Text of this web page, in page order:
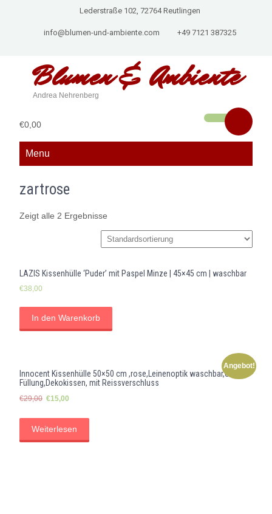
Lederstraße 102, 72764 Reutlingen
info@blumen-und-ambiente.com +49 7121 387325
Blumen &Ambiente
Andrea Nehrenberg
€0,00
Menu
zartrose
Zeigt alle 2 Ergebnisse
LAZIS Kissenhülle ‘Puder’ mit Paspel Minze | 45×45 cm | waschbar
€38,00
In den Warenkorb
Angebot!
Innocent Kissenhülle 50×50 cm ,rose,Leinenoptik waschbar,ohne
Füllung,Dekokissen, mit Reissverschluss
€29,00 Ursprünglicher
€29,00
€15,00
€15,00.
Weiterlesen